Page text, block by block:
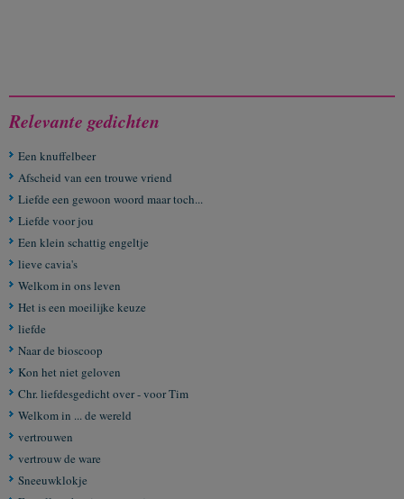
Relevante gedichten
Een knuffelbeer
Afscheid van een trouwe vriend
Liefde een gewoon woord maar toch...
Liefde voor jou
Een klein schattig engeltje
lieve cavia's
Welkom in ons leven
Het is een moeilijke keuze
liefde
Naar de bioscoop
Kon het niet geloven
Chr. liefdesgedicht over - voor Tim
Welkom in ... de wereld
vertrouwen
vertrouw de ware
Sneeuwklokje